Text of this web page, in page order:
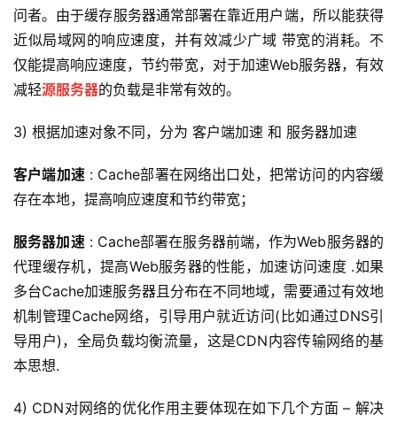
问者。由于缓存服务器通常部署在靠近用户端，所以能获得
近似局域网的响应速度，并有效减少广域 带宽的消耗。不
仅能提高响应速度，节约带宽，对于加速Web服务器，有效
减轻源服务器的负载是非常有效的。
3) 根据加速对象不同，分为 客户端加速 和 服务器加速
客户端加速 : Cache部署在网络出口处，把常访问的内容缓
存在本地，提高响应速度和节约带宽；
服务器加速 : Cache部署在服务器前端，作为Web服务器的
代理缓存机，提高Web服务器的性能，加速访问速度 .如果
多台Cache加速服务器且分布在不同地域，需要通过有效地
机制管理Cache网络，引导用户就近访问(比如通过DNS引
导用户)，全局负载均衡流量，这是CDN内容传输网络的基
本思想.
4) CDN对网络的优化作用主要体现在如下几个方面 – 解决